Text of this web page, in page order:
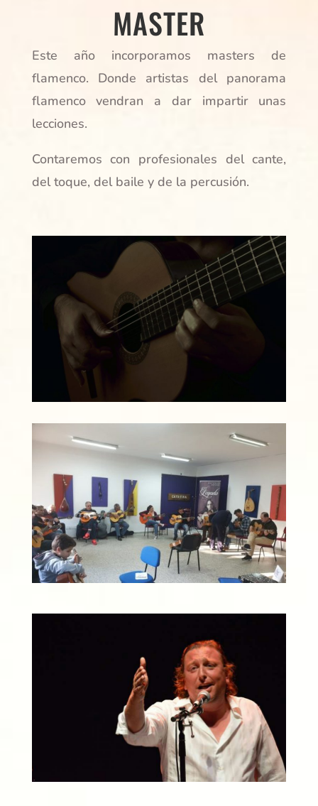
MASTER
Este año incorporamos masters de
flamenco. Donde artistas del panorama
flamenco vendran a dar impartir unas
lecciones.
Contaremos con profesionales del cante,
del toque, del baile y de la percusión.